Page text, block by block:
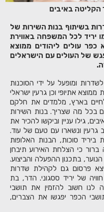
הקליטה באיבים
בשיתוף בנות השירות של
יריד לכל המשפחה באווירת
עולים ליהודים ממוצא
של העולים עם הישראלים
ומופעל על ידי הסוכנות
גרים בכפר 54 משפחות ממוצא אתיופי וכן גרעין ישראלי
בארץ, מלמדים את חלקם
בכל מה שצריך. בנות השירות
גילו עניין וביקשו להכיר את
גרעין ונשארו עם טעם של עוד.
סוכות, הבנות האלופות
כי הצלחת האירוע תיבחן
בתכנון ההפעלה והביצוע.
פרסום גם לקהילת שדרות
של יריד ססגוני. הדר, בת
לנו חשוב להזמין את תושבי
הכפר יפגשו את הצברים,